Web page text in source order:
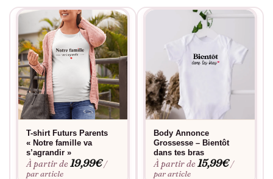
T-shirt Futurs Parents
« Notre famille va
s’agrandir »
À partir de19,99€ /
par article
Body Annonce
Grossesse – Bientôt
dans tes bras
À partir de15,99€ /
par article